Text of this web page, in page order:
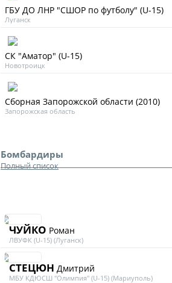
ГБУ ДО ЛНР "СШОР по футболу" (U-15)
Луганск
СК "Аматор" (U-15)
Новотроицк
Сборная Запорожской области (2010)
Запорожская область
Бомбардиры
Полный список
ЧУЙКО Роман
ЛВУФК (U-15) (Луганск)
СТЕЦЮН Дмитрий
МБУ КДЮСШ "Олимпия" (U-15) (Мариуполь)